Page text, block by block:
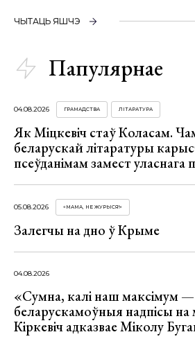
ЧЫТАЦЬ ЯШЧЭ
Папулярнае
04.08.2026 ГРАМАДСТВА ЛІТАРАТУРА
Як Міцкевіч стаў Коласам.
беларускай літаратуры
псеўданімам замест уласнага
05.08.2026 «МАМА, НЕ ЖУРЫСЯ!»
Залегчы на дно ў Крыме
04.08.2026
«Сумна, калі наш максімум —
беларускамоўныя надпісы на
Кіркевіч адказвае Міколу